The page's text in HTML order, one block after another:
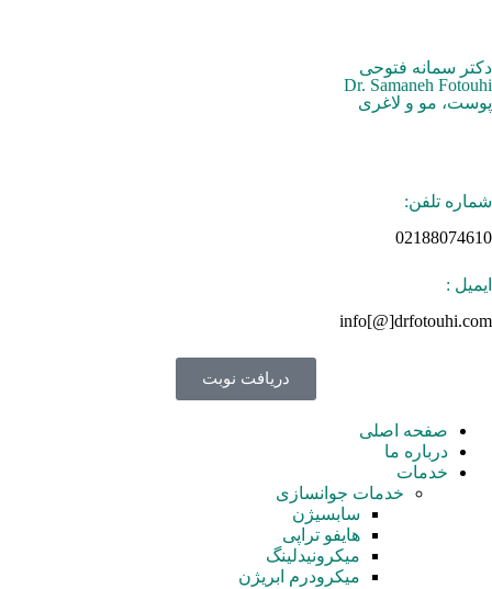
دکتر سمانه فتوحی
Dr. Samaneh Fotouhi
پوست، مو و لاغری
شماره تلفن:
02188074610
ایمیل :
info[@]drfotouhi.com
دریافت نوبت
صفحه اصلی
درباره ما
خدمات
خدمات جوانسازی
سابسیژن
هایفو تراپی
میکرونیدلینگ
میکرودرم ابریژن